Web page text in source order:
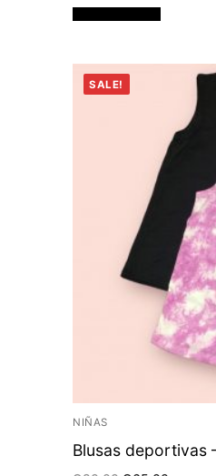
Q65.00.
SALE!
NIÑAS
Blusas deportivas